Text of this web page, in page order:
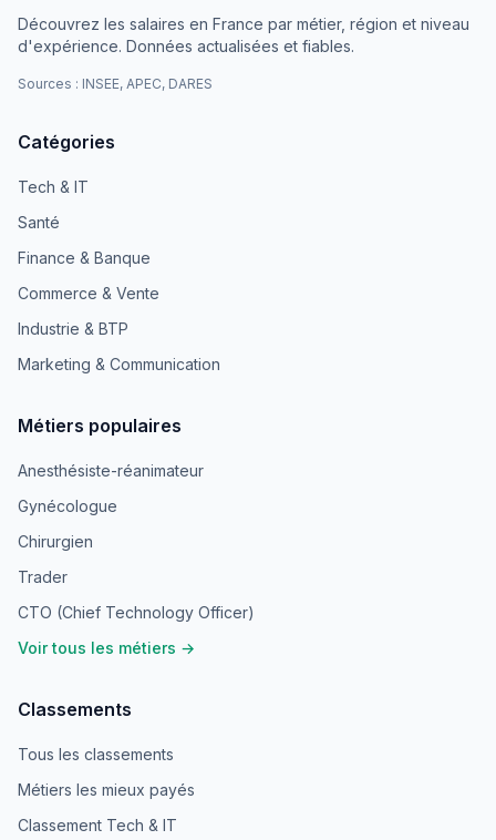
Découvrez les salaires en France par métier, région et niveau
d'expérience. Données actualisées et fiables.
Sources : INSEE, APEC, DARES
Catégories
Tech & IT
Santé
Finance & Banque
Commerce & Vente
Industrie & BTP
Marketing & Communication
Métiers populaires
Anesthésiste-réanimateur
Gynécologue
Chirurgien
Trader
CTO (Chief Technology Officer)
Voir tous les métiers →
Classements
Tous les classements
Métiers les mieux payés
Classement Tech & IT